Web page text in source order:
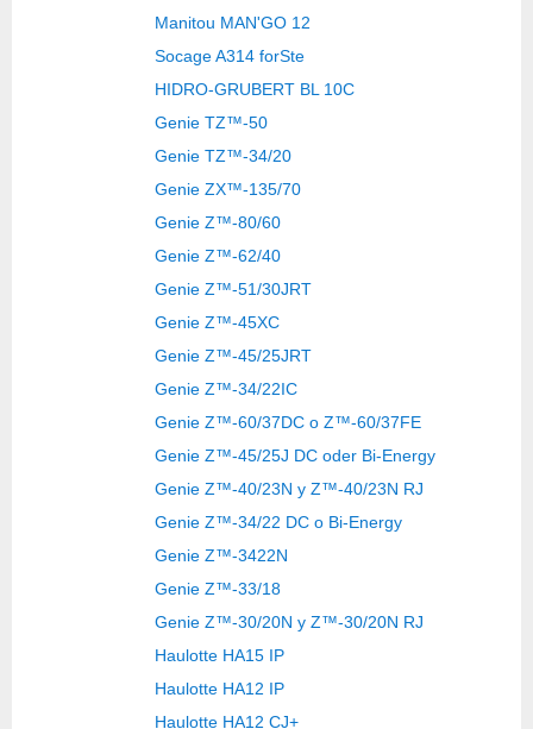
Manitou MAN'GO 12
Socage A314 forSte
HIDRO-GRUBERT BL 10C
Genie TZ™-50
Genie TZ™-34/20
Genie ZX™-135/70
Genie Z™-80/60
Genie Z™-62/40
Genie Z™-51/30JRT
Genie Z™-45XC
Genie Z™-45/25JRT
Genie Z™-34/22IC
Genie Z™-60/37DC o Z™-60/37FE
Genie Z™-45/25J DC oder Bi-Energy
Genie Z™-40/23N y Z™-40/23N RJ
Genie Z™-34/22 DC o Bi-Energy
Genie Z™-3422N
Genie Z™-33/18
Genie Z™-30/20N y Z™-30/20N RJ
Haulotte HA15 IP
Haulotte HA12 IP
Haulotte HA12 CJ+